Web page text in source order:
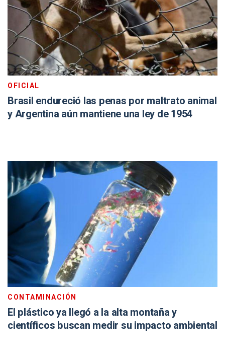
OFICIAL
Brasil endureció las penas por maltrato animal
y Argentina aún mantiene una ley de 1954
CONTAMINACIÓN
El plástico ya llegó a la alta montaña y
científicos buscan medir su impacto ambiental